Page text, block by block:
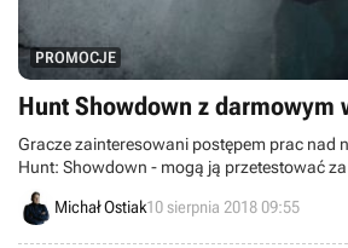
PROMOCJE
Hunt Showdown z darmowym
Gracze zainteresowani postępem prac nad
Hunt: Showdown - mogą ją przetestować
weekend.
Michał Ostiak10 sierpnia 2018 09:55